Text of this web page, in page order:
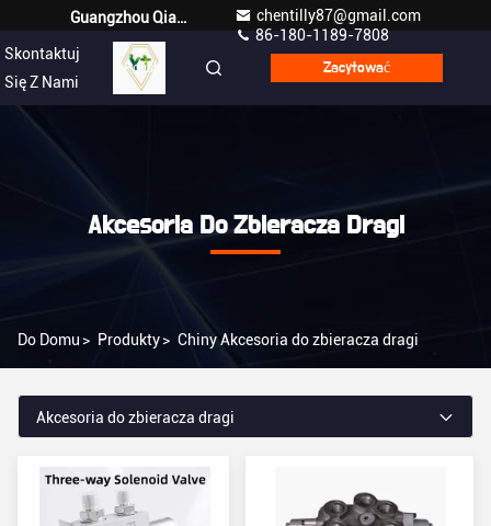
Guangzhou Qianyuan Construction Machinery Co,.LTD
chentilly87@gmail.com
86-180-1189-7808
Skontaktuj
Się Z Nami
Polish Zacytować
Akcesoria Do Zbieracza Dragi
Do Domu > Produkty> Chiny Akcesoria do zbieracza dragi
Akcesoria do zbieracza dragi